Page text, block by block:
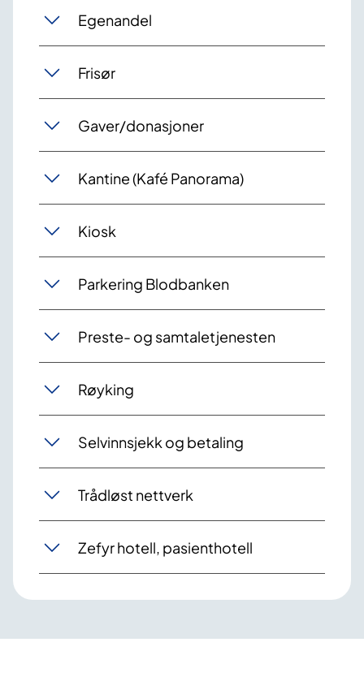
Egenandel
Frisør
Gaver/donasjoner
Kantine (Kafé Panorama)
Kiosk
Parkering Blodbanken
Preste- og samtaletjenesten
Røyking
Selvinnsjekk og betaling
Trådløst nettverk
Zefyr hotell, pasienthotell